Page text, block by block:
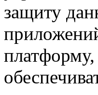
защиту